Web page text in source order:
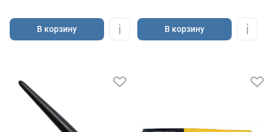
В корзину В корзину